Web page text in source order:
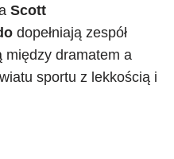
Scott
dopełniają zespół
między dramatem a
sportu z lekkością i